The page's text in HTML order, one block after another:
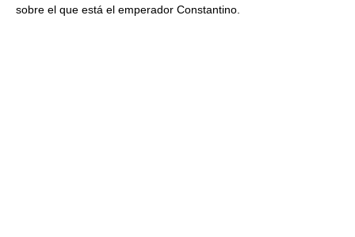
sobre el que está el emperador Constantino.